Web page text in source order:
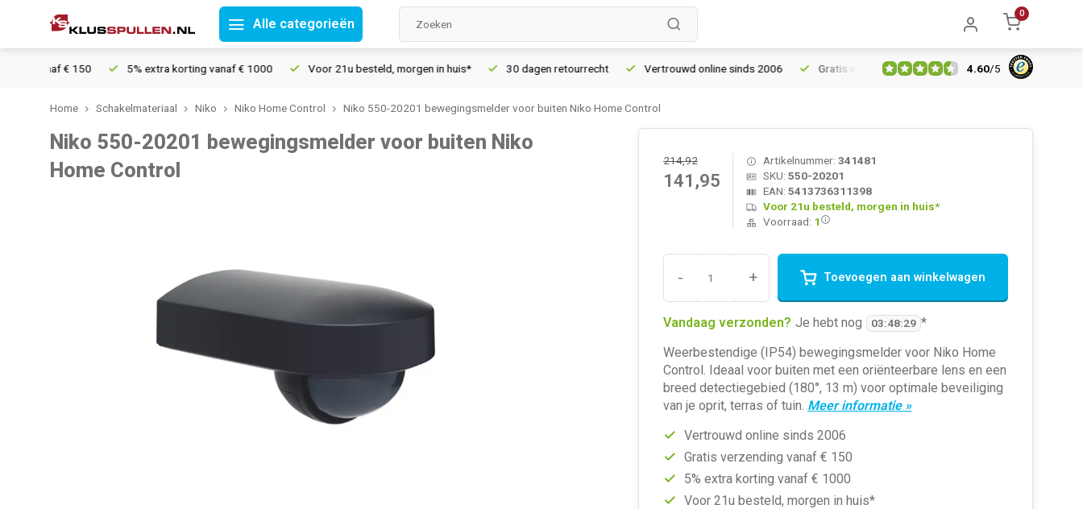
Alle categorieën
0
€ 150 5% extra korting vanaf € 1000 Voor 21u besteld, morgen in huis* 30 dagen retourrecht Vertrouwd online sinds 2006 Gratis verzending vanaf € 150 5% extra korting vanaf €
4.60/5
Home Schakelmateriaal Niko Niko Home Control Niko 550-20201 bewegingsmelder voor buiten Niko Home Control
Niko 550-20201 bewegingsmelder voor buiten Niko
Home Control
214,92
141,95
Artikelnummer: 341481
SKU: 550-20201
EAN: 5413736311398
Voor 21u besteld, morgen in huis*
Voorraad: 1
- + Toevoegen aan winkelwagen
Vandaag verzonden? Je hebt nog 03:48:28 *
Weerbestendige (IP54) bewegingsmelder voor Niko Home
Control. Ideaal voor buiten met een oriënteerbare lens en een
breed detectiegebied (180°, 13 m) voor optimale beveiliging
van je oprit, terras of tuin. Meer informatie »
Vertrouwd online sinds 2006
Gratis verzending vanaf € 150
5% extra korting vanaf € 1000
Voor 21u besteld, morgen in huis*